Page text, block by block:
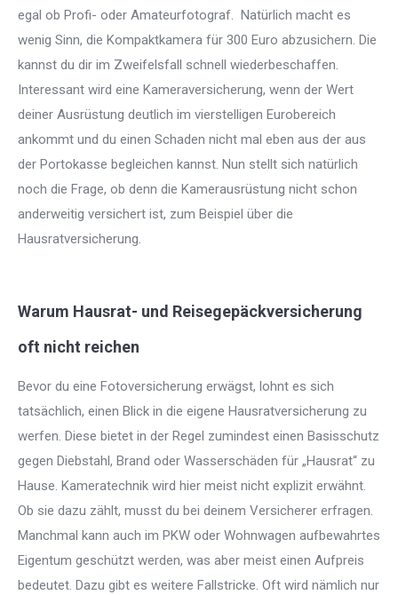
egal ob Profi- oder Amateurfotograf. Natürlich macht es
wenig Sinn, die Kompaktkamera für 300 Euro abzusichern. Die
kannst du dir im Zweifelsfall schnell wiederbeschaffen.
Interessant wird eine Kameraversicherung, wenn der Wert
deiner Ausrüstung deutlich im vierstelligen Eurobereich
ankommt und du einen Schaden nicht mal eben aus der aus
der Portokasse begleichen kannst. Nun stellt sich natürlich
noch die Frage, ob denn die Kamerausrüstung nicht schon
anderweitig versichert ist, zum Beispiel über die
Hausratversicherung.
Warum Hausrat- und Reisegepäckversicherung
oft nicht reichen
Bevor du eine Fotoversicherung erwägst, lohnt es sich
tatsächlich, einen Blick in die eigene Hausratversicherung zu
werfen. Diese bietet in der Regel zumindest einen Basisschutz
gegen Diebstahl, Brand oder Wasserschäden für „Hausrat“ zu
Hause. Kameratechnik wird hier meist nicht explizit erwähnt.
Ob sie dazu zählt, musst du bei deinem Versicherer erfragen.
Manchmal kann auch im PKW oder Wohnwagen aufbewahrtes
Eigentum geschützt werden, was aber meist einen Aufpreis
bedeutet. Dazu gibt es weitere Fallstricke. Oft wird nämlich nur